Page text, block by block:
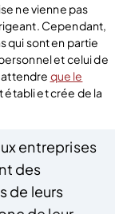
ne vienne pas
Cependant,
qui sont en partie
et celui de
que le
établi et crée de la
entreprises
des
de leurs